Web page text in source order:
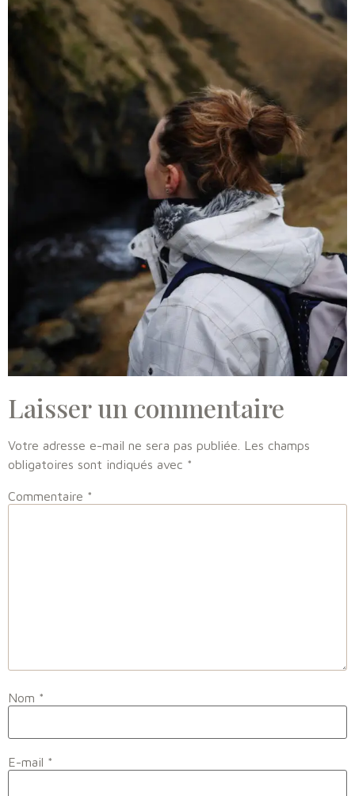
Laisser un commentaire
Votre adresse e-mail ne sera pas publiée. Les champs
obligatoires sont indiqués avec *
Commentaire *
Nom *
E-mail *